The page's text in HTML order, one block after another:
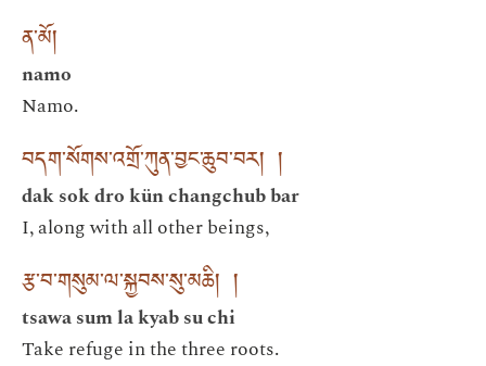
ན་མོ།
namo
Namo.
བདག་སོགས་འགྲོ་ཀུན་བྱང་ཆུབ་བར། །
dak sok dro kün changchub bar
I, along with all other beings,
རྩ་བ་གསུམ་ལ་སྐྱབས་སུ་མཆི། །
tsawa sum la kyab su chi
Take refuge in the three roots.